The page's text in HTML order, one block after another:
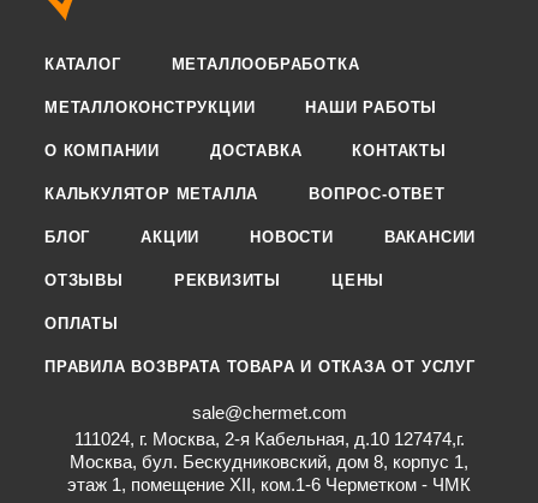
КАТАЛОГ МЕТАЛЛООБРАБОТКА
МЕТАЛЛОКОНСТРУКЦИИ НАШИ РАБОТЫ
О КОМПАНИИ ДОСТАВКА КОНТАКТЫ
КАЛЬКУЛЯТОР МЕТАЛЛА ВОПРОС-ОТВЕТ
БЛОГ АКЦИИ НОВОСТИ ВАКАНСИИ
ОТЗЫВЫ РЕКВИЗИТЫ ЦЕНЫ
ОПЛАТЫ
ПРАВИЛА ВОЗВРАТА ТОВАРА И ОТКАЗА ОТ УСЛУГ
sale@chermet.com
111024, г. Москва, 2-я Кабельная, д.10 127474,г.
Москва, бул. Бескудниковский, дом 8, корпус 1,
этаж 1, помещение XII, ком.1-6 Черметком - ЧМК